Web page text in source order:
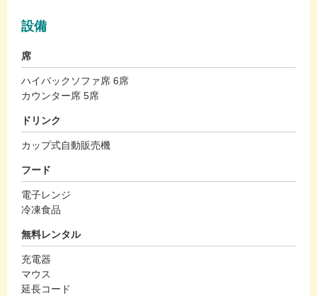
設備
席
ハイバックソファ席 6席
カウンター席 5席
ドリンク
カップ式自動販売機
フード
電子レンジ
冷凍食品
無料レンタル
充電器
マウス
延長コード